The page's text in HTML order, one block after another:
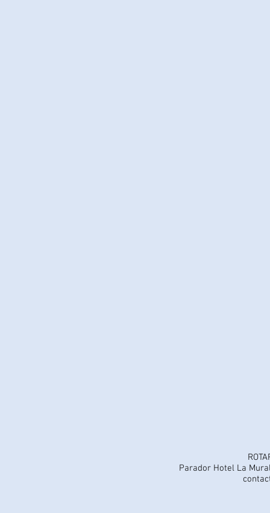
Parador Hotel La